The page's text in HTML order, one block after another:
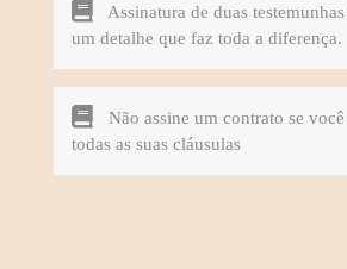
Assinatura de duas
um detalhe que faz toda a diferença.
Não assine um contrato se
todas as suas cláusulas